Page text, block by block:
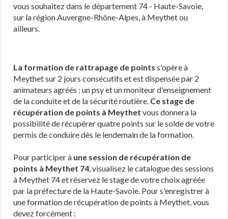
vous souhaitez dans le département 74 - Haute-Savoie,
sur la région Auvergne-Rhône-Alpes, à Meythet ou
ailleurs.
La formation de rattrapage de points s'opère à
Meythet sur 2 jours consécutifs et est dispensée par 2
animateurs agréés : un psy et un moniteur d'enseignement
de la conduite et de la sécurité routière. Ce stage de
récupération de points à Meythet vous donnera la
possibilité de récupérer quatre points sur le solde de votre
permis de conduire dès le lendemain de la formation.
Pour participer à une session de récupération de
points à Meythet 74, visualisez le catalogue des sessions
à Meythet 74 et réservez le stage de votre choix agréée
par la préfecture de la Haute-Savoie. Pour s'enregistrer à
une formation de récupération de points à Meythet, vous
devez forcément :